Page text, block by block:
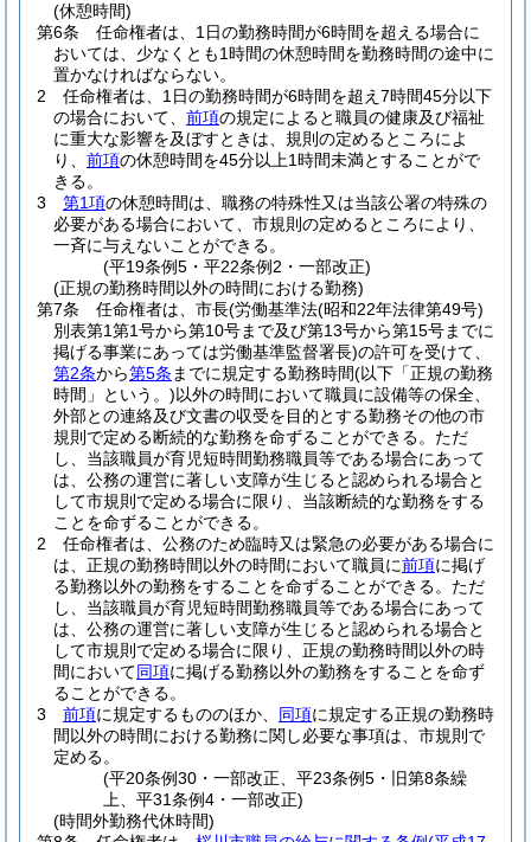
(休憩時間)
第6条
任命権者は、1日の勤務時間が6時間を超える場合に
おいては、少なくとも1時間の休憩時間を勤務時間の途中に
置かなければならない。
2
任命権者は、1日の勤務時間が6時間を超え7時間45分以下
の場合において、 前項の規定によると職員の健康及び福祉
に重大な影響を及ぼすときは、規則の定めるところによ
り、 前項の休憩時間を45分以上1時間未満とすることがで
きる。
3
第1項の休憩時間は、職務の特殊性又は当該公署の特殊の
必要がある場合において、市規則の定めるところにより、
一斉に与えないことができる。
(平19条例5・平22条例2・一部改正)
(正規の勤務時間以外の時間における勤務)
第7条
任命権者は、市長(労働基準法(昭和22年法律第49号)
別表第1第1号から第10号まで及び第13号から第15号までに
掲げる事業にあっては労働基準監督署長)の許可を受けて、
第2条から第5条 までに規定する勤務時間(以下「正規の勤務
時間」という。)以外の時間において職員に設備等の保全、
外部との連絡及び文書の収受を目的とする勤務その他の市
規則で定める断続的な勤務を命ずることができる。 ただ
し、当該職員が育児短時間勤務職員等である場合にあって
は、公務の運営に著しい支障が生じると認められる場合と
して市規則で定める場合に限り、当該断続的な勤務をする
ことを命ずることができる。
2
任命権者は、公務のため臨時又は緊急の必要がある場合に
は、正規の勤務時間以外の時間において職員に前項に掲げ
る勤務以外の勤務をすることを命ずることができる。 ただ
し、当該職員が育児短時間勤務職員等である場合にあって
は、公務の運営に著しい支障が生じると認められる場合と
して市規則で定める場合に限り、正規の勤務時間以外の時
間において同項に掲げる勤務以外の勤務をすることを命ず
ることができる。
3
前項に規定するもののほか、 同項に規定する正規の勤務時
間以外の時間における勤務に関し必要な事項は、市規則で
定める。
(平20条例30・一部改正、平23条例5・旧第8条繰
上、平31条例4・一部改正)
(時間外勤務代休時間)